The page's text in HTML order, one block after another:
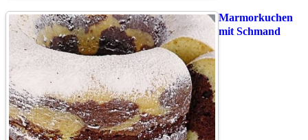
Marmorkuchen
mit Schmand